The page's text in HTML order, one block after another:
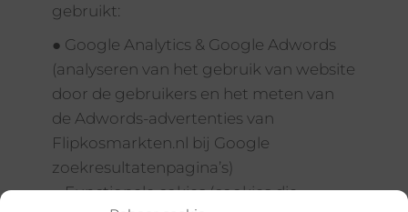
gebruikt:
● Google Analytics & Google Adwords
(analyseren van het gebruik van website
door de gebruikers en het meten van
de Adwords-advertenties van
Flipkosmarkten.nl bij Google
zoekresultatenpagina’s)
● Functionele cokies (cookies die